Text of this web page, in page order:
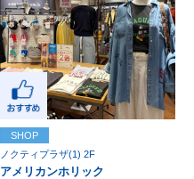
SHOP
ノクティプラザ(1) 2F
アメリカンホリック